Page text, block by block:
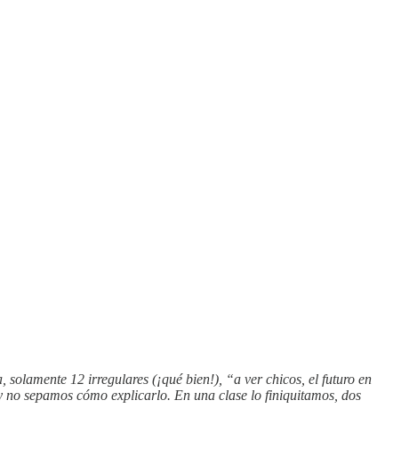
12 irregulares (¡qué bien!), “a ver chicos, el futuro en
sepamos cómo explicarlo. En una clase lo finiquitamos, dos